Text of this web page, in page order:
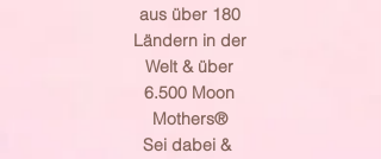
aus über 180
Ländern in der
Welt & über
6.500 Moon
Mothers®
Sei dabei &